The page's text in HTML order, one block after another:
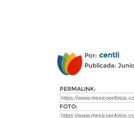
Por: centli
Publicada:
PERMALINK:
FOTO: